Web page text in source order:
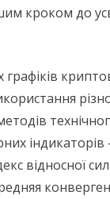
кроком до
графіків
індикаторів
відносної